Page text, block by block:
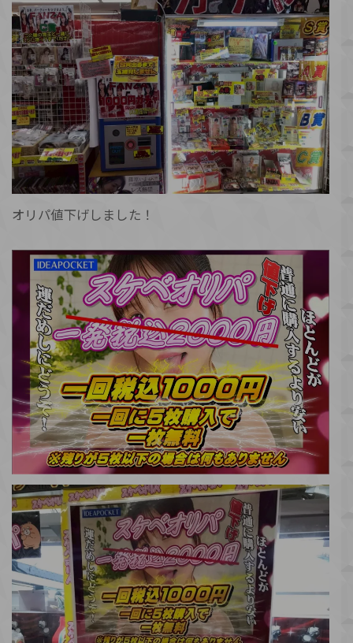
オリパ値下げしました！